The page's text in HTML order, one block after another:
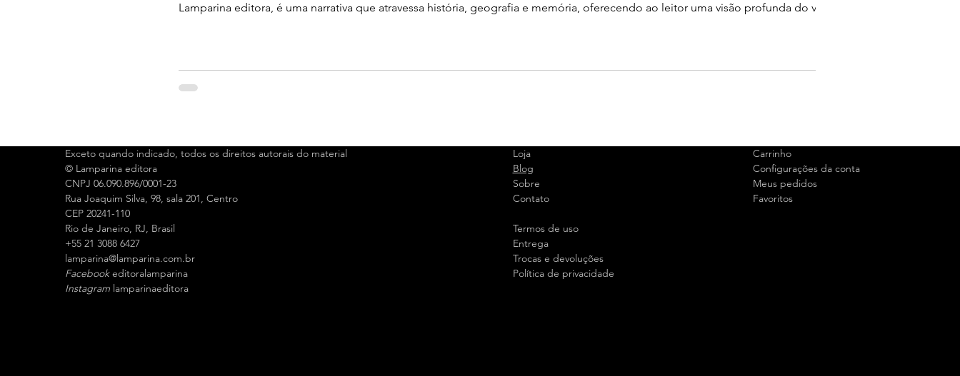
Lamparina editora, é uma narrativa que atravessa história, geografia e memória, oferecendo ao leitor uma visão profunda do vale do
Exceto quando indicado, todos os direitos autorais do material
© Lamparina editora
CNPJ 06.090.896/0001-23
Rua Joaquim Silva, 98, sala 201, Centro
CEP 20241-110
Rio de Janeiro, RJ, Brasil
+55 21 3088 6427
amparina@lamparina.com.br
Facebook editoralamparina
Instagram lamparinaeditora
Loja
Blog
Sobre
Contato
Termos de uso
Entrega
Trocas e devoluções
Política de privacidade
Carrinho
Configurações da conta
Meus pedidos
Favoritos